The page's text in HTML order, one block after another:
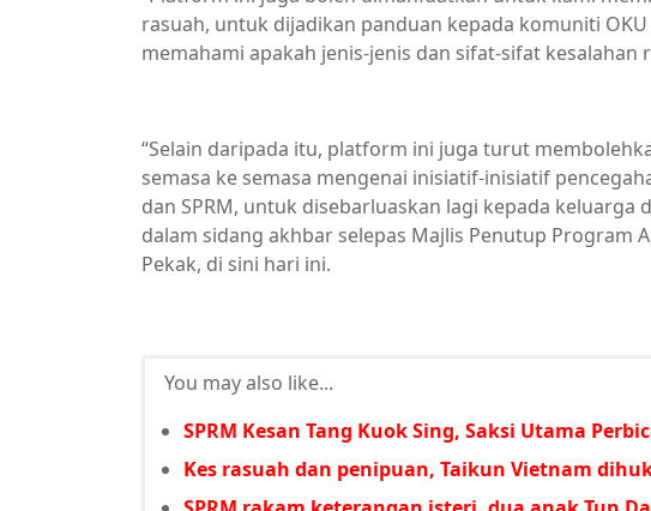
rasuah, untuk dijadikan panduan kepada komuniti
memahami apakah jenis-jenis dan sifat-sifat kesalahan
“Selain daripada itu, platform ini juga turut
semasa ke semasa mengenai inisiatif-inisiatif
dan SPRM, untuk disebarluaskan lagi kepada keluarga
dalam sidang akhbar selepas Majlis Penutup Program
Pekak, di sini hari ini.
You may also like...
SPRM Kesan Tang Kuok Sing, Saksi Utama
Kes rasuah dan penipuan, Taikun Vietnam